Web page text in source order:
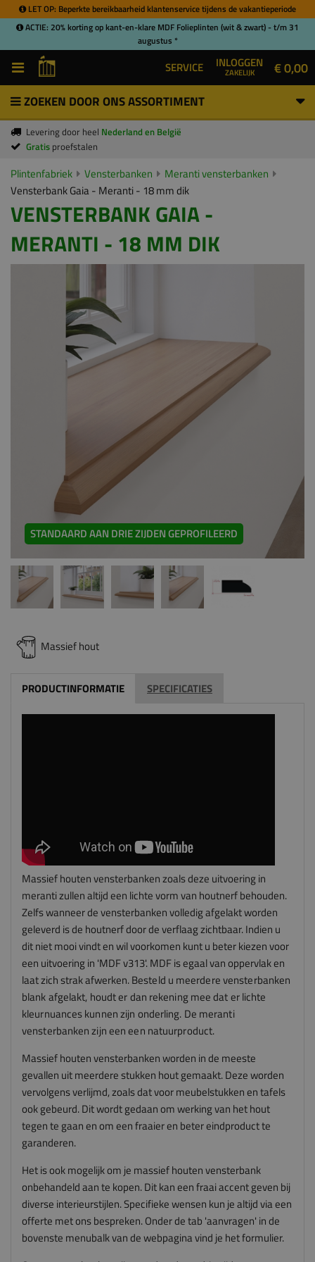
LET OP: Beperkte bereikbaarheid klantenservice tijdens de vakantieperiode
ACTIE: 20% korting op kant-en-klare MDF Folieplinten (wit & zwart) - t/m 31
augustus *
SERVICE INLOGGEN
ZAKELIJK € 0,00
ZOEKEN DOOR ONS ASSORTIMENT
Levering door heel Nederland en België
Gratis proefstalen
Plintenfabriek Vensterbanken
Meranti vensterbanken
Vensterbank Gaia - Meranti - 18 mm dik
VENSTERBANK GAIA -
MERANTI - 18 MM DIK
STANDAARD AAN DRIE ZIJDEN GEPROFILEERD
Massief hout
PRODUCTINFORMATIE SPECIFICATIES
Massief houten vensterbanken zoals deze uitvoering in
meranti zullen altijd een lichte vorm van houtnerf behouden.
Zelfs wanneer de vensterbanken volledig afgelakt worden
geleverd is de houtnerf door de verflaag zichtbaar. Indien u
dit niet mooi vindt en wil voorkomen kunt u beter kiezen voor
een uitvoering in 'MDF v313'. MDF is egaal van oppervlak en
laat zich strak afwerken.Besteld u meerdere vensterbanken
blank afgelakt, houdt er dan rekening mee dat er lichte
kleurnuances kunnen zijn onderling. De meranti
vensterbanken zijn een een natuurproduct.
Massief houten vensterbanken worden in de meeste
gevallen uit meerdere stukken hout gemaakt. Deze worden
vervolgens verlijmd, zoals dat voor meubelstukken en tafels
ook gebeurd. Dit wordt gedaan om werking van het hout
tegen te gaan en om een fraaier en beter eindproduct te
garanderen.
Het is ook mogelijk om je massief houten vensterbank
onbehandeld aan te kopen. Dit kan een fraai accent geven bij
diverse interieurstijlen. Specifieke wensen kun je altijd via een
offerte met ons bespreken. Onder de tab 'aanvragen' in de
bovenste menubalk van de webpagina vind je het formulier.